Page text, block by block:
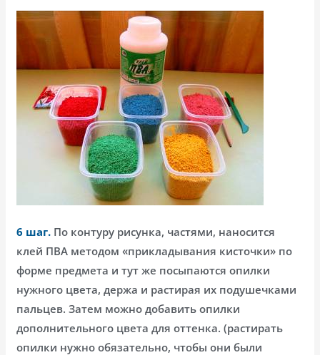
6 шаг. По контуру рисунка, частями, наносится
клей ПВА методом «прикладывания кисточки» по
форме предмета и тут же посыпаются опилки
нужного цвета, держа и растирая их подушечками
пальцев. Затем можно добавить опилки
дополнительного цвета для оттенка. (растирать
опилки нужно обязательно, чтобы они были